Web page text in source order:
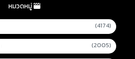
หมวดหมู่
(4174)
(2005)